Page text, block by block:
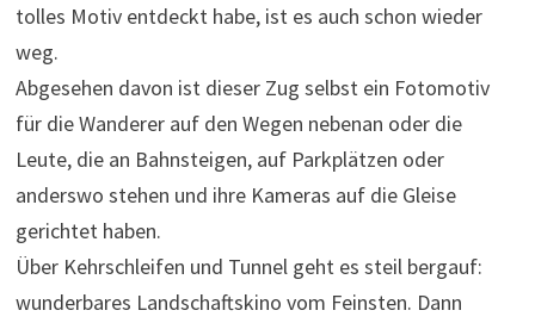
tolles Motiv entdeckt habe, ist es auch schon wieder
weg.
Abgesehen davon ist dieser Zug selbst ein Fotomotiv
für die Wanderer auf den Wegen nebenan oder die
Leute, die an Bahnsteigen, auf Parkplätzen oder
anderswo stehen und ihre Kameras auf die Gleise
gerichtet haben.
Über Kehrschleifen und Tunnel geht es steil bergauf:
wunderbares Landschaftskino vom Feinsten. Dann